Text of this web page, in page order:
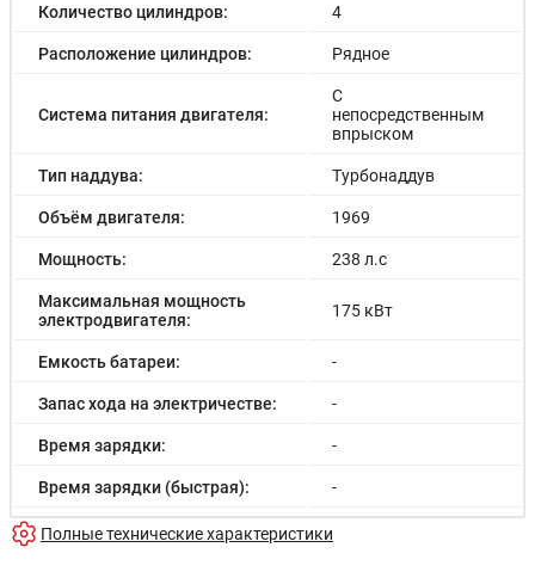
Количество цилиндров: 4
Расположение цилиндров: Рядное
Система питания двигателя:
С
непосредственным
впрыском
Тип наддува: Турбонаддув
Объём двигателя: 1969
Мощность: 238 л.с
Максимальная мощность
электродвигателя:
175 кВт
Емкость батареи: -
Запас хода на электричестве: -
Время зарядки: -
Время зарядки (быстрая): -
Разгон до 100км/час:
Полные технические характеристики